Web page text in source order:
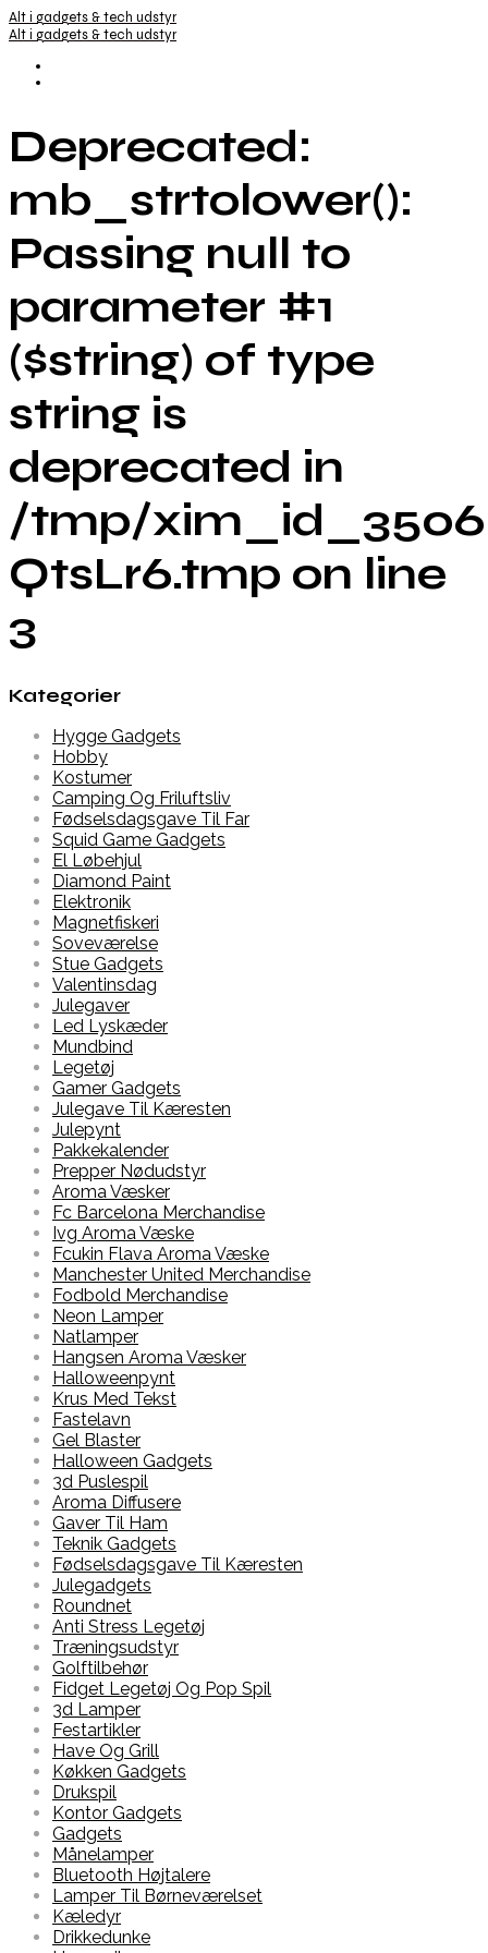
Alt i gadgets & tech udstyr
Alt i gadgets & tech udstyr
Deprecated:
mb_strtolower():
Passing null to
parameter #1
($string) of type
string is
deprecated in
/tmp/
QtsLr6.tmp on line
3
Kategorier
Hygge Gadgets
Hobby
Kostumer
Camping Og Friluftsliv
Fødselsdagsgave Til Far
Squid Game Gadgets
El Løbehjul
Diamond Paint
Elektronik
Magnetfiskeri
Soveværelse
Stue Gadgets
Valentinsdag
Julegaver
Led Lyskæder
Mundbind
Legetøj
Gamer Gadgets
Julegave Til Kæresten
Julepynt
Pakkekalender
Prepper Nødudstyr
Aroma Væsker
Fc Barcelona Merchandise
Ivg Aroma Væske
Fcukin Flava Aroma Væske
Manchester United Merchandise
Fodbold Merchandise
Neon Lamper
Natlamper
Hangsen Aroma Væsker
Halloweenpynt
Krus Med Tekst
Fastelavn
Gel Blaster
Halloween Gadgets
3d Puslespil
Aroma Diffusere
Gaver Til Ham
Teknik Gadgets
Fødselsdagsgave Til Kæresten
Julegadgets
Roundnet
Anti Stress Legetøj
Træningsudstyr
Golftilbehør
Fidget Legetøj Og Pop Spil
3d Lamper
Festartikler
Have Og Grill
Køkken Gadgets
Drukspil
Kontor Gadgets
Gadgets
Månelamper
Bluetooth Højtalere
Lamper Til Børneværelset
Kæledyr
Drikkedunke